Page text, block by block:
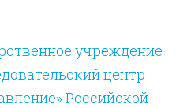
учреждение
центр
Российской